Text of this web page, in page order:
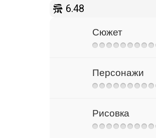
6.48
Сюжет
Персонажи
Рисовка